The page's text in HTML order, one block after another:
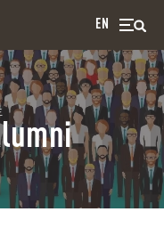
EN